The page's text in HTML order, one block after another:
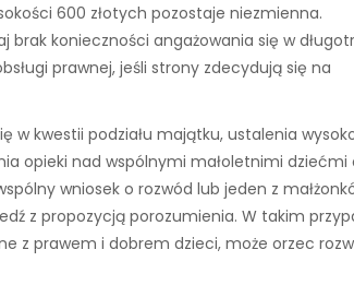
600 złotych pozostaje niezmienna.
brak konieczności angażowania się w
prawnej, jeśli strony zdecydują się na
w kwestii podziału majątku, ustalenia
opieki nad wspólnymi małoletnimi dziećmi
wniosek o rozwód lub jeden z
z propozycją porozumienia. W takim
z prawem i dobrem dzieci, może orzec